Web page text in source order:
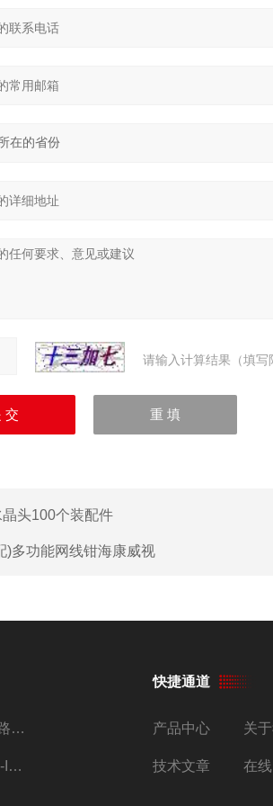
请输入计算结果（填
头100个装配件
)多功能网线钳海康威视
iDS-7732NX-I4/FA32路监控硬盘录像机
DS-2CD3T86FWDV2-I8S4g监控摄像头
快捷通道
产品中心 关
技术文章 在